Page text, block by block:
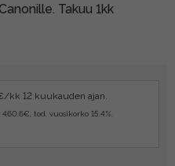
Takuu 1kk
kk 12 kuukauden ajan.
tod. vuosikorko 15.4%.